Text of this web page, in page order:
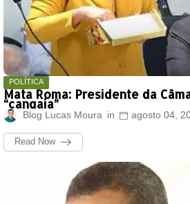
POLÍTICA
Mata Roma: Presidente da
“cangaia”
Blog Lucas Moura agosto 04,
Read Now